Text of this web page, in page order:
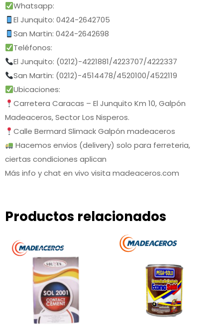
Whatsapp:
El Junquito: 0424-2642705
San Martin: 0424-2642698
Teléfonos:
El Junquito: (0212)-4221881/4223707/4222337
San Martin: (0212)-4514478/4520100/4522119
Ubicaciones:
Carretera Caracas – El Junquito Km 10, Galpón
Madeaceros, Sector Los Nisperos.
Calle Bermard Slimack Galpón madeaceros
Hacemos envios (delivery) solo para ferreteria,
ciertas condiciones aplican
Más info y chat en vivo visita madeaceros.com
Productos relacionados